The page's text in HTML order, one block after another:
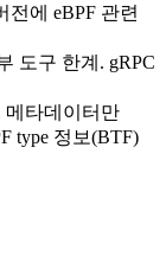
전에 eBPF 관련
도구 한계. gRPC
메타데이터만
type 정보(BTF)